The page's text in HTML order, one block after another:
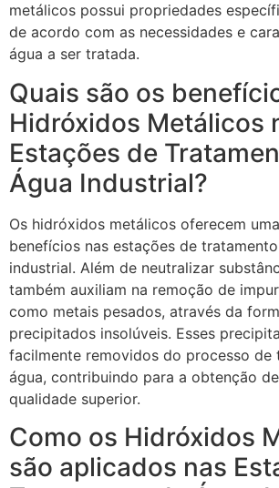
metálicos possui propriedades
de acordo com as necessidades e
água a ser tratada.
Quais são os
Hidróxidos Metálicos
Estações de
Água Industrial?
Os hidróxidos metálicos oferecem
benefícios nas estações de
industrial. Além de neutralizar
também auxiliam na remoção de
como metais pesados, através da
precipitados insolúveis. Esses
facilmente removidos do processo de
água, contribuindo para a obtenção
qualidade superior.
Como os Hidróxidos
são aplicados nas